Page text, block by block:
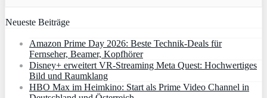
Neueste Beiträge
Amazon Prime Day 2026: Beste Technik-Deals für
Fernseher, Beamer, Kopfhörer
Disney+ erweitert VR‑Streaming Meta Quest: Hochwertiges
Bild und Raumklang
HBO Max im Heimkino: Start als Prime Video Channel in